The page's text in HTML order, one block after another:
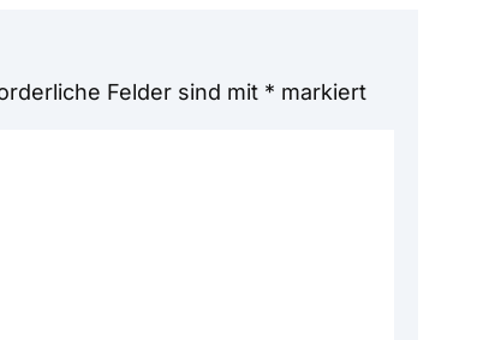
Felder sind mit * markiert